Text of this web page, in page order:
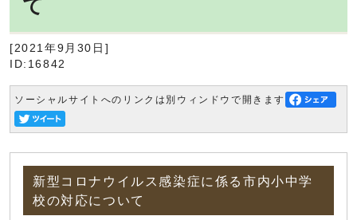
て
[2021年9月30日]
ID:16842
ソーシャルサイトへのリンクは別ウィンドウで開きます
新型コロナウイルス感染症に係る市内小中学
校の対応について